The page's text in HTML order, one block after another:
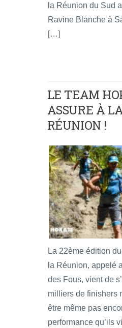
la Réunion du Sud
Ravine Blanche à
[…]
LE TEAM
ASSURE À
RÉUNION !
La 22ème édition
la Réunion, appelé
des Fous, vient de
milliers de finishers
être même pas
performance qu’ils